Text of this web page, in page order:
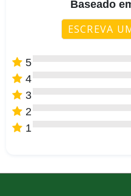
Baseado
ESCREVA
5
4
3
2
1